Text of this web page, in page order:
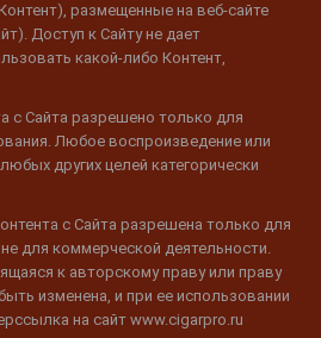
размещенные на веб-сайте
Доступ к Сайту не дает
какой-либо Контент,
с Сайта разрешено только для
Любое воспроизведение или
других целей категорически
с Сайта разрешена только для
для коммерческой деятельности.
к авторскому праву или праву
изменена, и при ее использовании
на сайт www.cigarpro.ru